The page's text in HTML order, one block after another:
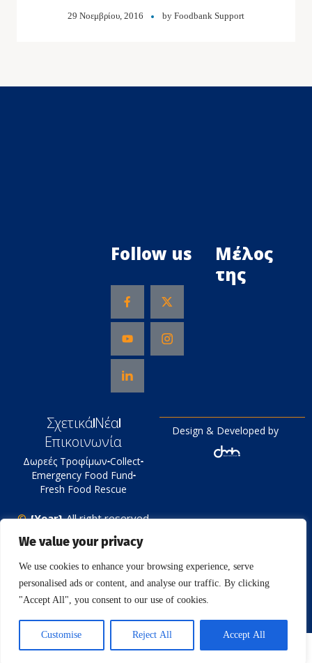
We value your privacy
We use cookies to enhance your browsing experience, serve
personalised ads or content, and analyse our traffic. By clicking
"Accept All", you consent to our use of cookies.
Customise Reject All Accept All
29 Νοεμβρίου, 2016 by Foodbank Support
Follow us
Μέλος
της
ΣχετικάΝέα
Επικοινωνία
Δωρεές Τροφίμων Collect
Emergency Food Fund
Fresh Food Rescue
© {Year}All right reserved
Tράπεζα Τροφίμων
Πολιτική Απορρήτου
Design & Developed by